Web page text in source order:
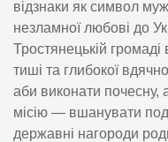
відзнаки як символ
незламної любові до
Тростянецькій
тиші та глибокої
аби виконати почесну,
місію — вшанувати
державні нагороди